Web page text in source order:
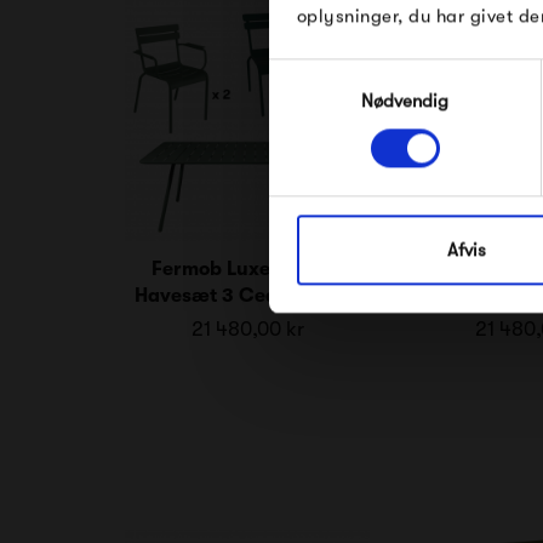
oplysninger, du har givet
Nødvendig
Afvis
Fermob Luxembourg
Havesæt 3 Cedar Green
21 480,00 kr